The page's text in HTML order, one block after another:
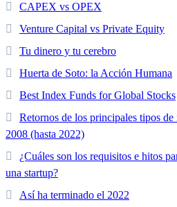
CAPEX vs OPEX
Venture Capital vs Private Equity
Tu dinero y tu cerebro
Huerta de Soto: la Acción Humana
Best Index Funds for Global Stocks
Retornos de los principales tipos
2008 (hasta 2022)
¿Cuáles son los requisitos e hitos
una startup?
Así ha terminado el 2022